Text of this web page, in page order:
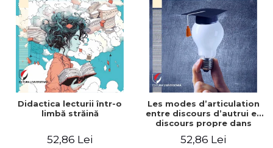
Didactica lecturii într-o
limbă străină
52,86 Lei
Les modes d’articulation
entre discours d’autrui et
discours propre dans
master
52,86 Lei